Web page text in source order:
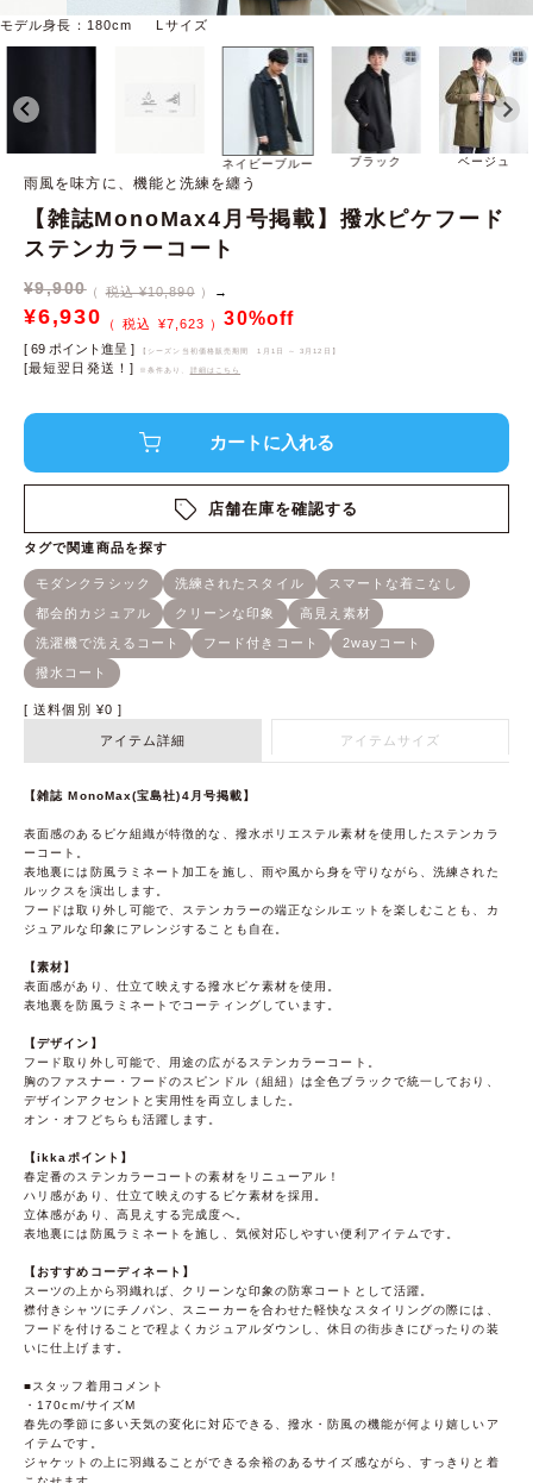
モデル身長：180cm Lサイズ
ネイビーブルー ブラック ベージュ
雨風を味方に、機能と洗練を纏う
【雑誌MonoMax4月号掲載】撥水ピケフード
ステンカラーコート
¥9,900 税込 ¥10,890 →
¥6,930 ¥7,623 30%off
[ 69 ポイント進呈 ] 【シーズン当初価格販売期間 1月1日 ～ 3月12日 】
[最短翌日発送！] ※条件あり、 詳細はこちら
店舗在庫を確認する
送料個別 ¥0
アイテム詳細 アイテムサイズ
【雑誌 MonoMax(宝島社)4月号掲載】
表面感のあるピケ組織が特徴的な、撥水ポリエステル素材を使用したステンカラ
ーコート。
表地裏には防風ラミネート加工を施し、雨や風から身を守りながら、洗練された
ルックスを演出します。
フードは取り外し可能で、ステンカラーの端正なシルエットを楽しむことも、カ
ジュアルな印象にアレンジすることも自在。
【素材】
表面感があり、仕立て映えする撥水ピケ素材を使用。
表地裏を防風ラミネートでコーティングしています。
【デザイン】
フード取り外し可能で、用途の広がるステンカラーコート。
胸のファスナー・フードのスピンドル（組紐）は全色ブラックで統一しており、
デザインアクセントと実用性を両立しました。
オン・オフどちらも活躍します。
【ikkaポイント】
春定番のステンカラーコートの素材をリニューアル！
ハリ感があり、仕立て映えのするピケ素材を採用。
立体感があり、高見えする完成度へ。
表地裏には防風ラミネートを施し、気候対応しやすい便利アイテムです。
【おすすめコーディネート】
スーツの上から羽織れば、クリーンな印象の防寒コートとして活躍。
襟付きシャツにチノパン、スニーカーを合わせた軽快なスタイリングの際には、
フードを付けることで程よくカジュアルダウンし、休日の街歩きにぴったりの装
いに仕上げます。
■スタッフ着用コメント
・170cm/サイズM
春先の季節に多い天気の変化に対応できる、撥水・防風の機能が何より嬉しいア
イテムです。
ジャケットの上に羽織ることができる余裕のあるサイズ感ながら、すっきりと着